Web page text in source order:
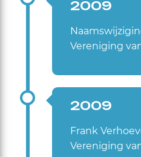
2009
Vereniging
2009
Frank
Vereniging